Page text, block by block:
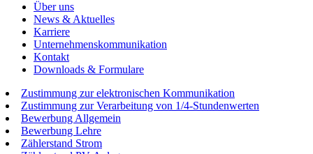
Über uns
News & Aktuelles
Karriere
Unternehmenskommunikation
Kontakt
Downloads & Formulare
Zustimmung zur elektronischen Kommunikation
Zustimmung zur Verarbeitung von 1/4-Stundenwerten
Bewerbung Allgemein
Bewerbung Lehre
Zählerstand Strom